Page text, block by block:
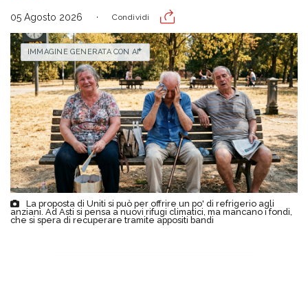
05 Agosto 2026 Condividi
La proposta di Uniti si può per offrire un po' di refrigerio agli
anziani. Ad Asti si pensa a nuovi rifugi climatici, ma mancano i fondi,
che si spera di recuperare tramite appositi bandi
IMMAGINE GENERATA CON AI